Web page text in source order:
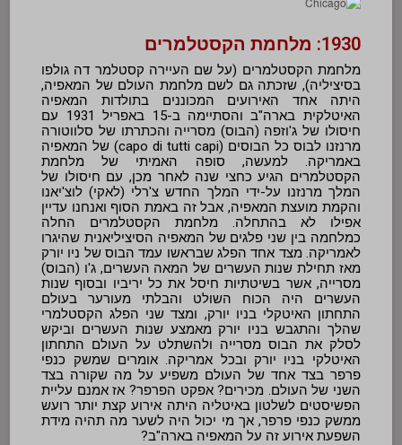
1930: מלחמת הקסטלמרים
מלחמת הקסטלמרים (על שם העיירה קסטלמר דה גולפו
בסיציליה), שזכתה גם לשם מלחמת העולם של המאפיה,
היתה אחד האירועים המכוננים בתולדות המאפיה
האיטלקית בארה"ב והסתיימה ב-15 באפריל 1931 עם
חיסולו של ג'וזפה (הבוס) מסרייה והכתרתו של סלווטורה
מרנזנו לבוס כל הבוסים (capo di tutti capi) של המאפיה
באמריקה. למעשה, סופה האמיתי של מלחמת
הקסטלמרים הגיע כחצי שנה לאחר מכן, עם חיסולו של
המלך מרנזנו על-ידי המלך החדש צ'רלי (לאקי) לוצ'יאנו
והקמת מועצת המאפיה, אבל זה באמת הסוף ואנחנו עדיין
אפילו לא בהתחלה. מלחמת הקסטלמרים החלה
כמלחמה בין שני פלגים של המאפיה הסיציליאנית שהיגרו
לאמריקה. מצד אחד הפלג שבראשו עמד הבוס של ניו יורק
מאז תחילת שנות העשרים של המאה העשרים, ג'ו (הבוס)
מסרייה, אשר בשיטתיות חיסל את כל יריביו ובסוף שנות
העשרים היה הכוח השולט והבלתי מעורער בעולם
התחתון האיטקלי בניו יורק, ומצד שני הפלג הקסטלמרי
שהלך והתגבש בניו יורק מאמצע שנות העשרים וביקש
לסלק את הבוס מסרייה ולהשתלט על העולם התחתון
האיטלקי בניו יורק ובכל אמריקה. אומרים שמשק כנפי
פרפר בצד אחד של העולם משפיע על מה שקורה בצד
השני של העולם. מכירים? אפקט הפרפר? אז אמנם עליית
הפשיסטים לשלטון באיטליה היתה אירוע קצת יותר רועש
ממשק כנפי פרפר, אך מי יכול היה לשער מה תהיה מידת
השפעת אירוע זה על המאפיה בארה"ב?